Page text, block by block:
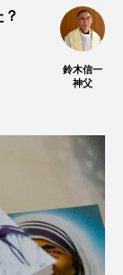
鈴木信一
神父